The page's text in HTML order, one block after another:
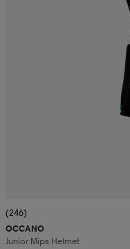
(246)
OCCANO
Junior Mips Helmet